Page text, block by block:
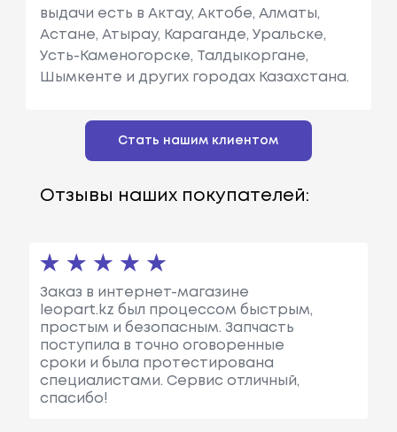
выдачи есть в Актау, Актобе, Алматы,
Астане, Атырау, Караганде, Уральске,
Усть-Каменогорске, Талдыкоргане,
Шымкенте и других городах Казахстана.
Стать нашим клиентом
Отзывы наших покупателей:
Заказ в интернет-магазине
leopart.kz был процессом быстрым,
простым и безопасным. Запчасть
поступила в точно оговоренные
сроки и была протестирована
специалистами. Сервис отличный,
спасибо!